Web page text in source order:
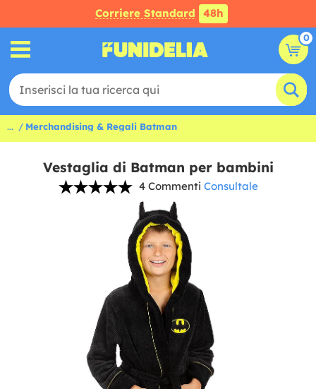
Corriere Standard 48h
0
... Merchandising & Regali Batman
Vestaglia di Batman per bambini
4 Commenti Consultale